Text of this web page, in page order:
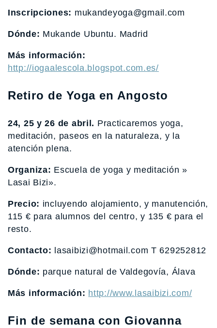
Inscripciones: mukandeyoga@gmail.com
Dónde: Mukande Ubuntu. Madrid
Más información:
http://iogaalescola.blogspot.com.es/
Retiro de Yoga en Angosto
24, 25 y 26 de abril. Practicaremos yoga,
meditación, paseos en la naturaleza, y la
atención plena.
Organiza: Escuela de yoga y meditación »
Lasai Bizi».
Precio: incluyendo alojamiento, y manutención,
115 € para alumnos del centro, y 135 € para el
resto.
Contacto: lasaibizi@hotmail.com T 629252812
Dónde: parque natural de Valdegovía, Álava
Más información: http://www.lasaibizi.com/
Fin de semana con Giovanna